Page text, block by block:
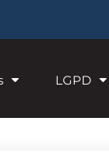
LGPD